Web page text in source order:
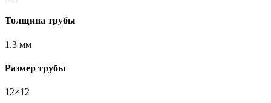
Толщина трубы
1.3 мм
Размер трубы
12×12